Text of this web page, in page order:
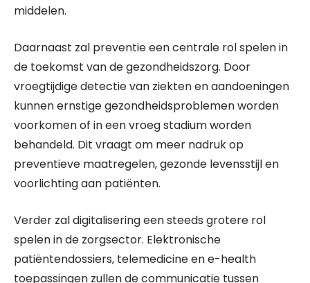
middelen.
Daarnaast zal preventie een centrale rol spelen in
de toekomst van de gezondheidszorg. Door
vroegtijdige detectie van ziekten en aandoeningen
kunnen ernstige gezondheidsproblemen worden
voorkomen of in een vroeg stadium worden
behandeld. Dit vraagt om meer nadruk op
preventieve maatregelen, gezonde levensstijl en
voorlichting aan patiënten.
Verder zal digitalisering een steeds grotere rol
spelen in de zorgsector. Elektronische
patiëntendossiers, telemedicine en e-health
toepassingen zullen de communicatie tussen